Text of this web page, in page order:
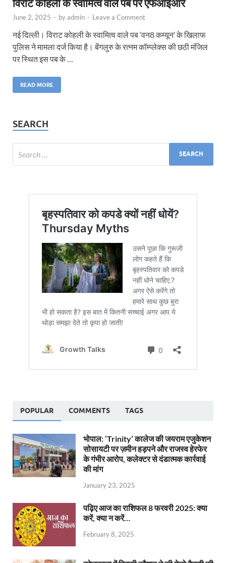
विराट कोहली के स्वामित्व वाले पब पर एफआईआर
June 2, 2025 - byadmin - Leave a Comment
नई दिल्ली। विराट कोहली के स्वामित्व वाले पब ‘वन8 कम्यून’ के खिलाफ
पुलिस ने मामला दर्ज किया है। बेंगलुरु के रत्नम कॉम्प्लेक्स की छठी मंजिल
पर स्थित इस पब के …
READ MORE
SEARCH
POPULAR COMMENTS TAGS
भोपाल: ‘Trinity’ कालेज की जयराम एजुकेशन
सोसायटी पर ज़मीन हड़पने और राजस्व हेरफेर
के गंभीर आरोप, कलेक्टर से दंडात्मक कार्रवाई
की मांग
January 23, 2025
पढ़िए आज का राशिफल 8 फरवरी 2025: क्या
करें, क्या न करें…
February 8, 2025